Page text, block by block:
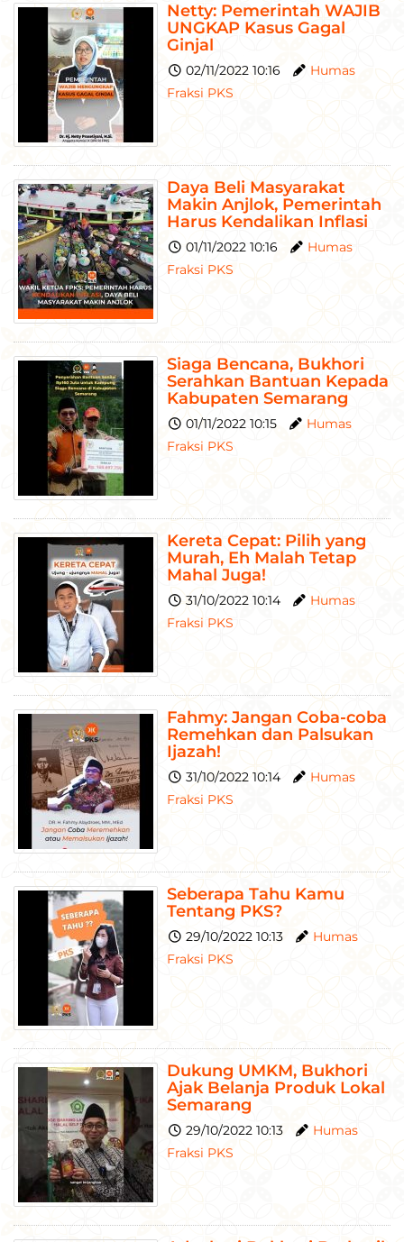
Netty: Pemerintah WAJIB
UNGKAP Kasus Gagal
Ginjal
02/11/2022 10:16
Humas
Fraksi PKS
Daya Beli Masyarakat
Makin Anjlok, Pemerintah
Harus Kendalikan Inflasi
01/11/2022 10:16
Humas
Fraksi PKS
Siaga Bencana, Bukhori
Serahkan Bantuan Kepada
Kabupaten Semarang
01/11/2022 10:15
Humas
Fraksi PKS
Kereta Cepat: Pilih yang
Murah, Eh Malah Tetap
Mahal Juga!
31/10/2022 10:14
Humas
Fraksi PKS
Fahmy: Jangan Coba-coba
Remehkan dan Palsukan
Ijazah!
31/10/2022 10:14
Humas
Fraksi PKS
Seberapa Tahu Kamu
Tentang PKS?
29/10/2022 10:13
Humas
Fraksi PKS
Dukung UMKM, Bukhori
Ajak Belanja Produk Lokal
Semarang
29/10/2022 10:13
Humas
Fraksi PKS